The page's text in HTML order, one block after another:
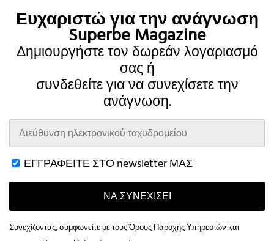
31 Αυγούστου 2022
Ευχαριστώ για την ανάγνωση
Superbe Magazine
Δημιουργήστε τον δωρεάν λογαριασμό
σας ή
συνδεθείτε για να συνεχίσετε την
ανάγνωση.
ΕΓΓΡΑΦΕΙΤΕ ΣΤΟ newsletter ΜΑΣ
ΝΑ ΣΥΝΕΧΊΣΕΙ
Συνεχίζοντας, συμφωνείτε με τουςΌρους Παροχής Υπηρεσιώνκαι
provide additional functionality.Read more
Twitter Instagram
© 2026 Superbe Magazine